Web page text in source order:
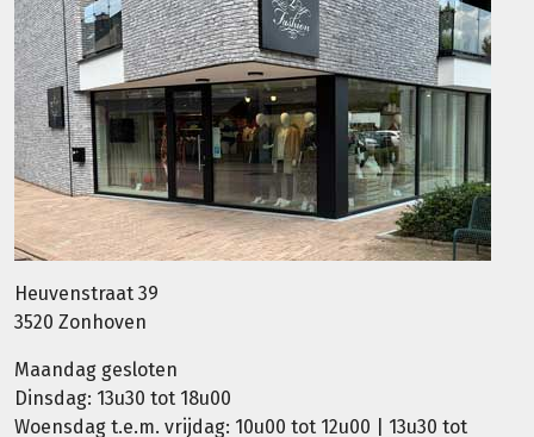
Heuvenstraat 39
3520 Zonhoven
Maandag gesloten
Dinsdag: 13u30 tot 18u00
Woensdag t.e.m. vrijdag: 10u00 tot 12u00 | 13u30 tot